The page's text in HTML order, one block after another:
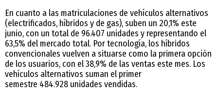
En cuanto a las matriculaciones de vehículos alternativos
(electrificados, híbridos y de gas), suben un 20,1% este
junio, con un total de 96.407 unidades y representando el
63,5% del mercado total. Por tecnología, los híbridos
convencionales vuelven a situarse como la primera opción
de los usuarios, con el 38,9% de las ventas este mes. Los
vehículos alternativos suman el primer
semestre 484.928 unidades vendidas.